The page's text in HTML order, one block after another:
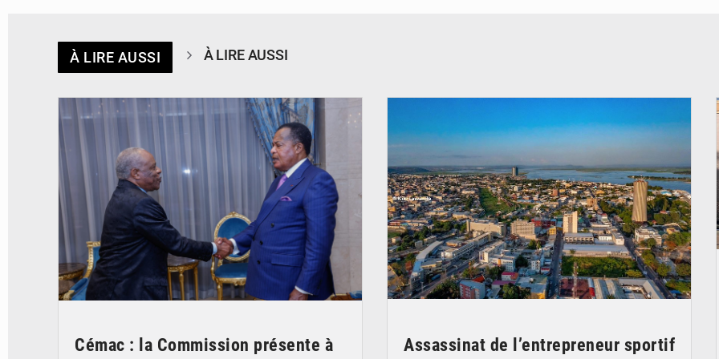
À LIRE AUSSI À LIRE AUSSI
Cémac : la Commission présente à
Assassinat de l’entrepreneur sportif